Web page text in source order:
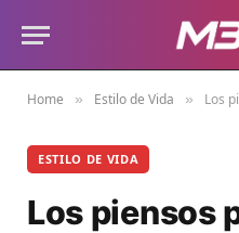
Home » Estilo de Vida » Los
ESTILO DE VIDA
Los piensos